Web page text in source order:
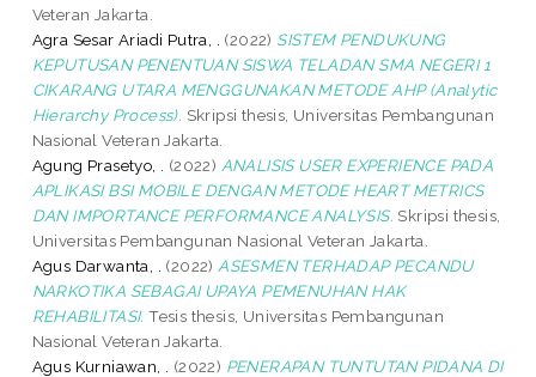
Veteran Jakarta.
Agra Sesar Ariadi Putra, .
(2022) SISTEM PENDUKUNG
KEPUTUSAN PENENTUAN SISWA TELADAN SMA NEGERI 1
CIKARANG UTARA MENGGUNAKAN METODE AHP (Analytic
Hierarchy Process). Skripsi thesis, Universitas Pembangunan
Nasional Veteran Jakarta.
Agung Prasetyo, .
(2022) ANALISIS USER EXPERIENCE PADA
APLIKASI BSI MOBILE DENGAN METODE HEART METRICS
DAN IMPORTANCE PERFORMANCE ANALYSIS. Skripsi thesis,
Universitas Pembangunan Nasional Veteran Jakarta.
Agus Darwanta, .
(2022) ASESMEN TERHADAP PECANDU
NARKOTIKA SEBAGAI UPAYA PEMENUHAN HAK
REHABILITASI. Tesis thesis, Universitas Pembangunan
Nasional Veteran Jakarta.
Agus Kurniawan, .
(2022) PENERAPAN TUNTUTAN PIDANA DI